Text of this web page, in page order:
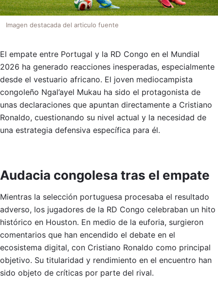
Imagen destacada del articulo fuente
El empate entre Portugal y la RD Congo en el Mundial
2026 ha generado reacciones inesperadas, especialmente
desde el vestuario africano. El joven mediocampista
congoleño Ngal’ayel Mukau ha sido el protagonista de
unas declaraciones que apuntan directamente a Cristiano
Ronaldo, cuestionando su nivel actual y la necesidad de
una estrategia defensiva específica para él.
Audacia congolesa tras el empate
Mientras la selección portuguesa procesaba el resultado
adverso, los jugadores de la RD Congo celebraban un hito
histórico en Houston. En medio de la euforia, surgieron
comentarios que han encendido el debate en el
ecosistema digital, con Cristiano Ronaldo como principal
objetivo. Su titularidad y rendimiento en el encuentro han
sido objeto de críticas por parte del rival.